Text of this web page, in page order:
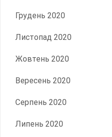
Грудень 2020
Листопад 2020
Жовтень 2020
Вересень 2020
Серпень 2020
Липень 2020